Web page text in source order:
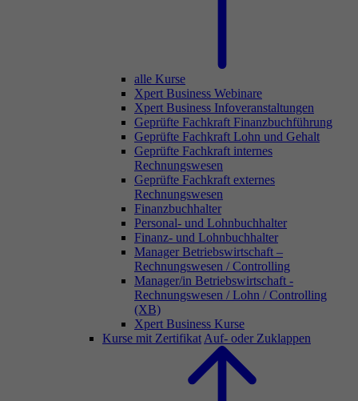
alle Kurse
Xpert Business Webinare
Xpert Business Infoveranstaltungen
Geprüfte Fachkraft Finanzbuchführung
Geprüfte Fachkraft Lohn und Gehalt
Geprüfte Fachkraft internes
Rechnungswesen
Geprüfte Fachkraft externes
Rechnungswesen
Finanzbuchhalter
Personal- und Lohnbuchhalter
Finanz- und Lohnbuchhalter
Manager Betriebswirtschaft –
Rechnungswesen / Controlling
Manager/in Betriebswirtschaft -
Rechnungswesen / Lohn / Controlling
(XB)
Xpert Business Kurse
Kurse mit Zertifikat Auf- oder Zuklappen